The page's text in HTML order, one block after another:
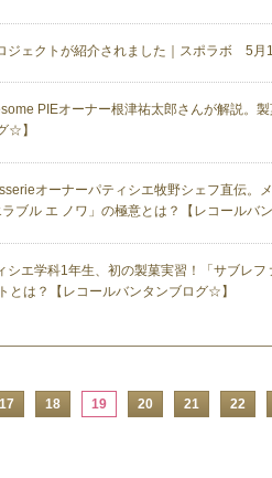
ジェクトが紹介されました｜スポラボ 5月
PIEオーナー根津祐太郎さんが解説。
☆】
オーナーパティシエ牧野シェフ直伝。
ラブル エ ノワ」の極意とは？【レコールバ
シエ学科1年生、初の製菓実習！「サブレ
とは？【レコールバンタンブログ☆】
17 18 19 20 21 22